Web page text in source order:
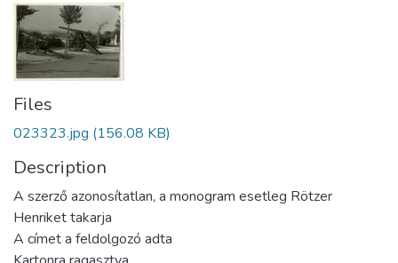
Files
023323.jpg (156.08 KB)
Description
A szerző azonosítatlan, a monogram esetleg Rötzer
Henriket takarja
A címet a feldolgozó adta